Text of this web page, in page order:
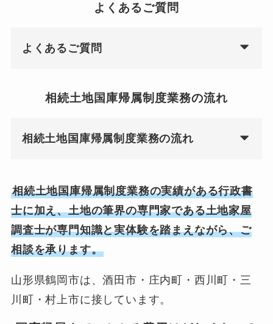
よくあるご質問
よくあるご質問
相続土地国庫帰属制度業務の流れ
相続土地国庫帰属制度業務の流れ
相続土地国庫帰属制度業務の実績がある行政書
士に加え、土地の筆界の専門家である土地家屋
調査士が専門知識と実体験を踏まえながら、ご
相談を承ります。
山形県鶴岡市は、酒田市・庄内町・西川町・三
川町・村上市に接しています。